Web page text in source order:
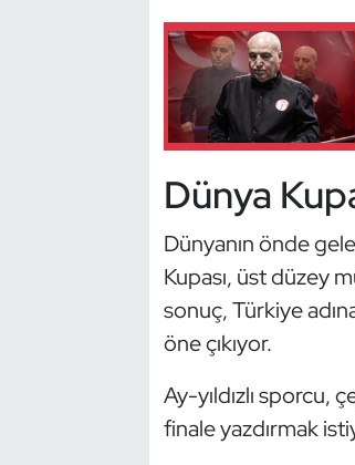
Dünya
Dünyanın önde
Kupası, üst düzey
sonuç, Türkiye
öne çıkıyor.
Ay-yıldızlı sporcu,
finale yazdırmak
Modern Pentatlon
Motor Sporları